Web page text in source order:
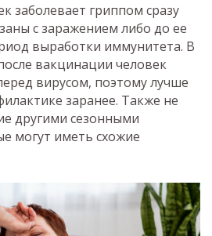
заболевает гриппом сразу
с заражением либо до ее
выработки иммунитета. В
вакцинации человек
вирусом, поэтому лучше
заранее. Также не
другими сезонными
могут иметь схожие